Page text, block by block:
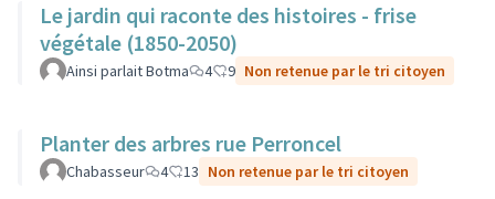
Le jardin qui raconte des histoires - frise
végétale (1850-2050)
Ainsi parlait Botma 4 9 Non retenue par le tri citoyen
Planter des arbres rue Perroncel
Chabasseur 4 13 Non retenue par le tri citoyen